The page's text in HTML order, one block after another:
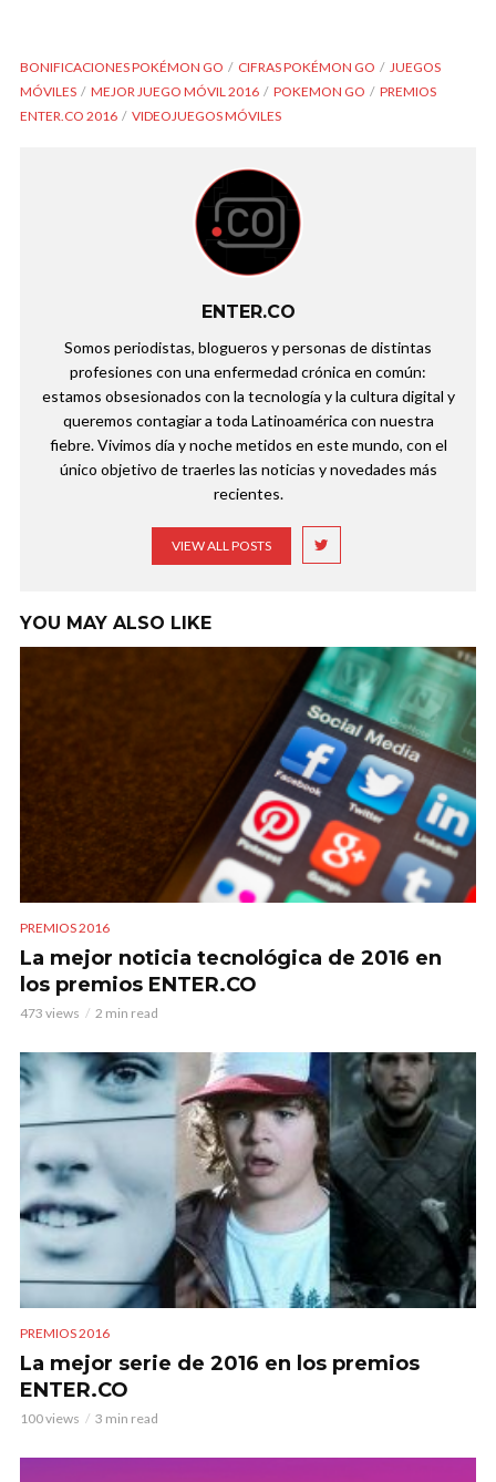
BONIFICACIONES POKÉMON GO CIFRAS POKÉMON GO
JUEGOS
MÓVILES
MEJOR JUEGO MÓVIL 2016 POKEMON GO
PREMIOS
ENTER.CO 2016
VIDEOJUEGOS MÓVILES
ENTER.CO
Somos periodistas, blogueros y personas de distintas
profesiones con una enfermedad crónica en común:
estamos obsesionados con la tecnología y la cultura digital y
queremos contagiar a toda Latinoamérica con nuestra
fiebre. Vivimos día y noche metidos en este mundo, con el
único objetivo de traerles las noticias y novedades más
recientes.
VIEW ALL POSTS
YOU MAY ALSO LIKE
PREMIOS 2016
La mejor noticia tecnológica de 2016 en
los premios ENTER.CO
473 views 2 min read
PREMIOS 2016
La mejor serie de 2016 en los premios
ENTER.CO
100 views 3 min read